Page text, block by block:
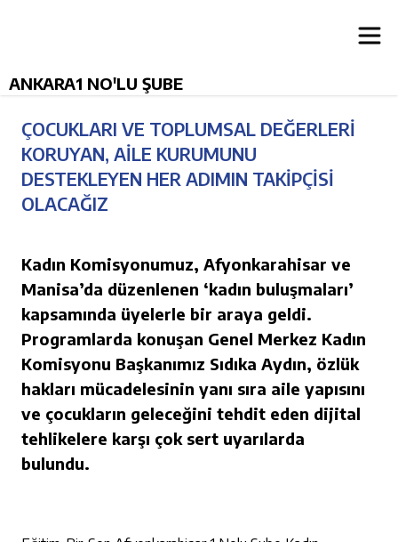
ANKARA1 NO'LU ŞUBE
ÇOCUKLARI VE TOPLUMSAL DEĞERLERİ
KORUYAN, AİLE KURUMUNU
DESTEKLEYEN HER ADIMIN TAKİPÇİSİ
OLACAĞIZ
Kadın Komisyonumuz, Afyonkarahisar ve
Manisa’da düzenlenen ‘kadın buluşmaları’
kapsamında üyelerle bir araya geldi.
Programlarda konuşan Genel Merkez Kadın
Komisyonu Başkanımız Sıdıka Aydın, özlük
hakları mücadelesinin yanı sıra aile yapısını
ve çocukların geleceğini tehdit eden dijital
tehlikelere karşı çok sert uyarılarda
bulundu.